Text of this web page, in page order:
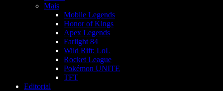
Mais
Mobile Legends
Honor of Kings
Apex Legends
Farlight 84
Wild Rift: LoL
Rocket League
Pokémon UNITE
TFT
Editorial